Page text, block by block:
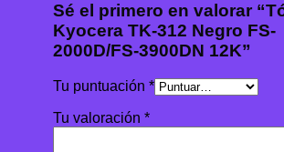
Sé el primero en valorar
Kyocera TK-312 Negro FS-
2000D/FS-3900DN 12K”
Tu puntuación *
Tu valoración *